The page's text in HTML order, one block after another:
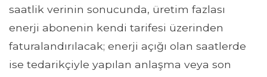
saatlik verinin sonucunda, üretim fazlası
enerji abonenin kendi tarifesi üzerinden
faturalandırılacak; enerji açığı olan saatlerde
ise tedarikçiyle yapılan anlaşma veya son